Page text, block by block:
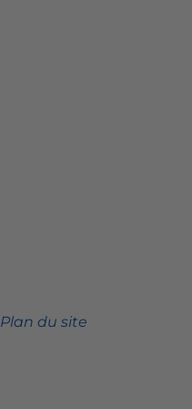
Plan du site